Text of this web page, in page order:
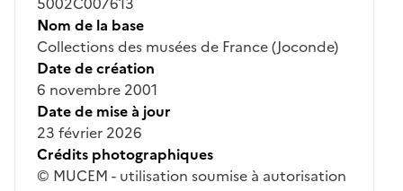
Nom de la base
Collections des musées de France (Joconde)
Date de création
6 novembre 2001
Date de mise à jour
23 février 2026
Crédits photographiques
© MUCEM - utilisation soumise à autorisation